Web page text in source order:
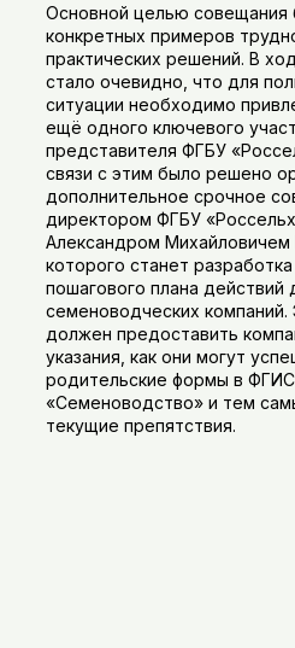
Основной целью совещания
конкретных примеров
практических решений. В
стало очевидно, что для
ситуации необходимо
ещё одного ключевого
представителя ФГБУ
связи с этим было решено
дополнительное срочное
директором ФГБУ
Александром
которого станет
пошагового плана действий
семеноводческих компаний.
должен предоставить
указания, как они могут
родительские формы в ФГИС
«Семеноводство» и тем
текущие препятствия.